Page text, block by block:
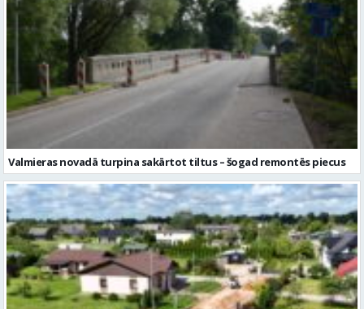
Valmieras novadā turpina sakārtot tiltus – šogad remontēs piecus